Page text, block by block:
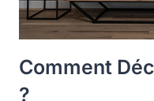
Comment
?